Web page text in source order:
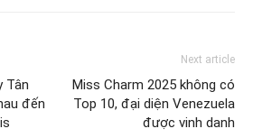
Tân
đến
Next article
Miss Charm 2025 không có
Top 10, đại diện Venezuela
được vinh danh